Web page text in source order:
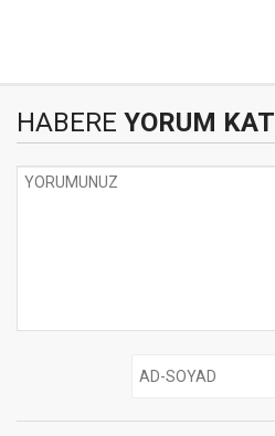
HABERE YORUM KAT